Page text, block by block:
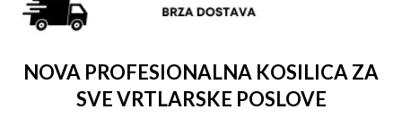
NOVA PROFESIONALNA KOSILICA ZA
SVE VRTLARSKE POSLOVE